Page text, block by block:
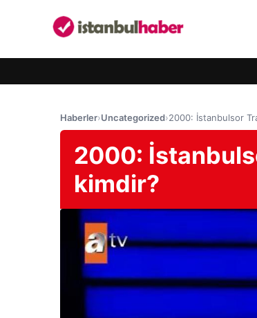
Haberler›Uncategorized›2000: İstanbulsor
2000:
kimdir?